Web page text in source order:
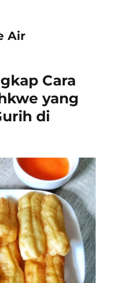
Air
Cara
yang
di